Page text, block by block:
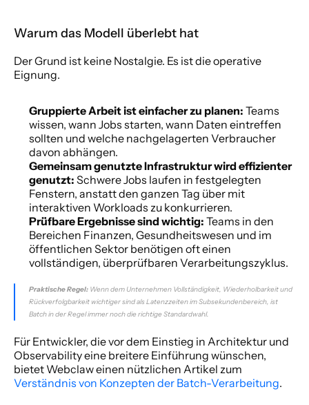
Warum das Modell überlebt hat
Der Grund ist keine Nostalgie. Es ist die operative
Eignung.
Gruppierte Arbeit ist einfacher zu planen: Teams
wissen, wann Jobs starten, wann Daten eintreffen
sollten und welche nachgelagerten Verbraucher
davon abhängen.
Gemeinsam genutzte Infrastruktur wird effizienter
genutzt: Schwere Jobs laufen in festgelegten
Fenstern, anstatt den ganzen Tag über mit
interaktiven Workloads zu konkurrieren.
Prüfbare Ergebnisse sind wichtig: Teams in den
Bereichen Finanzen, Gesundheitswesen und im
öffentlichen Sektor benötigen oft einen
vollständigen, überprüfbaren Verarbeitungszyklus.
Praktische Regel: Wenn dem Unternehmen Vollständigkeit, Wiederholbarkeit und
Rückverfolgbarkeit wichtiger sind als Latenzzeiten im Subsekundenbereich, ist
Batch in der Regel immer noch die richtige Standardwahl.
Für Entwickler, die vor dem Einstieg in Architektur und
Observability eine breitere Einführung wünschen,
Verständnis von Konzepten der Batch-Verarbeitung.